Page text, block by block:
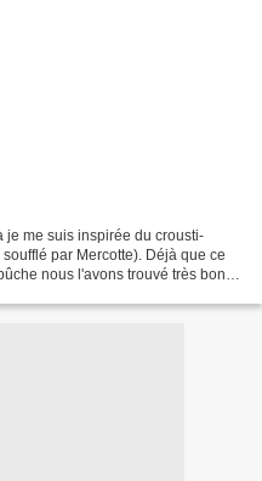
me suis inspirée du crousti-
par Mercotte). Déjà que ce
nous l'avons trouvé très bon.